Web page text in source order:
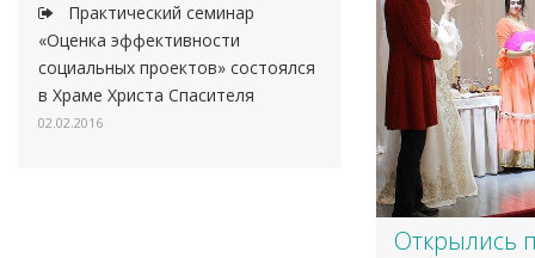
Практический семинар
«Оценка эффективности
социальных проектов» состоялся
в Храме Христа Спасителя
02.02.2016
Открылись